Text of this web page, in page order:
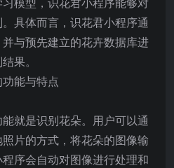
具体而言，识花君小程序通
与预先建立的花卉数据库进
果。
能与特点
就是识别花朵。用户可以通
片的方式，将花朵的图像输
序会自动对图像进行处理和